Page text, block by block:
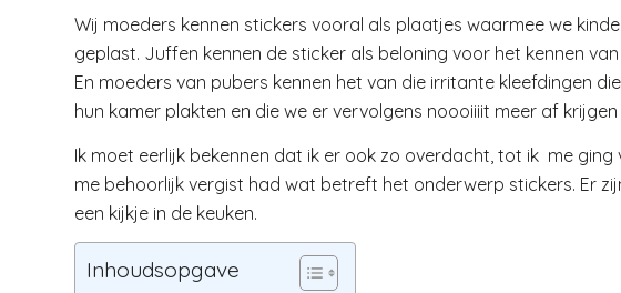
Wij moeders kennen stickers vooral als plaatjes waarmee we
geplast. Juffen kennen de sticker als beloning voor het kennen
En moeders van pubers kennen het van die irritante kleefdingen
hun kamer plakten en die we er vervolgens noooiiiit meer af krijgen
Ik moet eerlijk bekennen dat ik er ook zo overdacht, tot ik me
me behoorlijk vergist had wat betreft het onderwerp stickers. Er
een kijkje in de keuken.
Inhoudsopgave